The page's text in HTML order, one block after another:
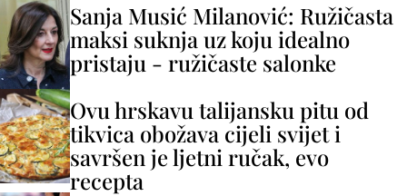
Sanja Musić Milanović: Ružičasta
maksi suknja uz koju idealno
pristaju - ružičaste salonke
Ovu hrskavu talijansku pitu od
tikvica obožava cijeli svijet i
savršen je ljetni ručak, evo
recepta